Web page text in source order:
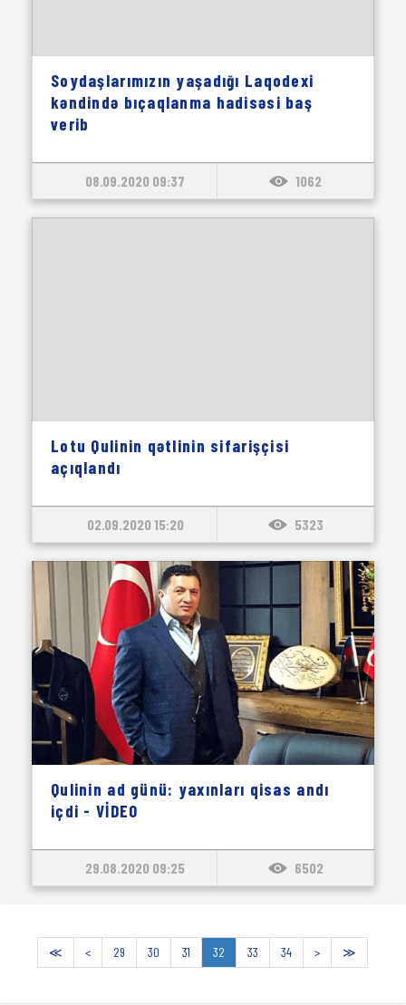
Soydaşlarımızın yaşadığı Laqodexi
kəndində bıçaqlanma hadisəsi baş
verib
08.09.2020 09:37 1062
Lotu Qulinin qətlinin sifarişçisi
açıqlandı
02.09.2020 15:20 5323
Qulinin ad günü: yaxınları qisas andı
içdi - VİDEO
29.08.2020 09:25 6502
≪ < 29 30 31 32 33 34 > ≫